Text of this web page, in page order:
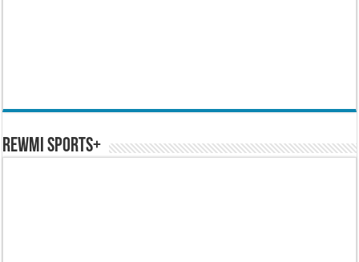
REWMI SPORTS+